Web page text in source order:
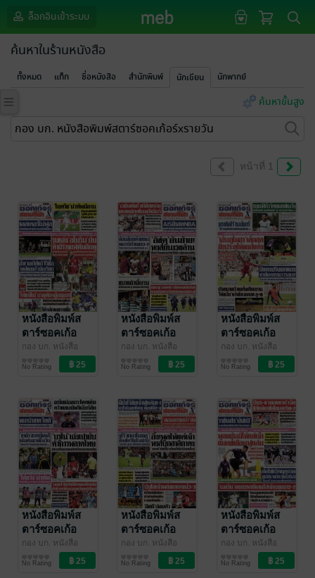
ล็อกอินเข้าระบบ
ค้นหาในร้านหนังสือ
ทั้งหมด แท็ก ชื่อหนังสือ สำนักพิมพ์ นักเขียน นักพากย์
ค้นหาขั้นสูง
หน้าที่ 1
หนังสือพิมพ์ส
ตาร์ซอคเก้อ
ร์Xกีฬาสยาม
รายวัน วันเสาร์
ที่ 30 สิงหาคม
กอง บก. หนังสือ
พิมพ์สตาร์ซอคเก้อ
ร์Xรายวัน
/ อาลาดิน
สตาร์ซอคเก้อร์Xราย
วัน
No Rating
หนังสือพิมพ์ส
ตาร์ซอคเก้อ
ร์Xกีฬาสยาม
รายวัน วันศุกร์ที่
29 สิงหาคม
กอง บก. หนังสือ
พิมพ์สตาร์ซอคเก้อ
ร์Xรายวัน
/ อาลาดิน
สตาร์ซอคเก้อร์Xราย
วัน
No Rating
หนังสือพิมพ์ส
ตาร์ซอคเก้อ
ร์Xกีฬาสยาม
รายวัน วัน
พฤหัสบดีที่ 28
พ.ศ.2568
กอง บก. หนังสือ
พิมพ์สตาร์ซอคเก้อ
ร์Xรายวัน
/ อาลาดิน
สตาร์ซอคเก้อร์Xราย
วัน
No Rating
หนังสือพิมพ์ส
ตาร์ซอคเก้อ
ร์Xกีฬาสยาม
รายวัน วันพุธที่
27 สิงหาคม
กอง บก. หนังสือ
พิมพ์สตาร์ซอคเก้อ
ร์Xรายวัน
/ อาลาดิน
สตาร์ซอคเก้อร์Xราย
วัน
No Rating
หนังสือพิมพ์ส
ตาร์ซอคเก้อ
ร์Xกีฬาสยาม
รายวัน วัน
อังคารที่ 26
กอง บก. หนังสือ
พิมพ์สตาร์ซอคเก้อ
ร์Xรายวัน
/ อาลาดิน
สตาร์ซอคเก้อร์Xราย
วัน
No Rating
หนังสือพิมพ์ส
ตาร์ซอคเก้อ
ร์Xกีฬาสยาม
รายวัน วันจันทร์
ที่ 25 สิงหาคม
กอง บก. หนังสือ
พิมพ์สตาร์ซอคเก้อ
ร์Xรายวัน
/ อาลาดิน
สตาร์ซอคเก้อร์Xราย
วัน
No Rating